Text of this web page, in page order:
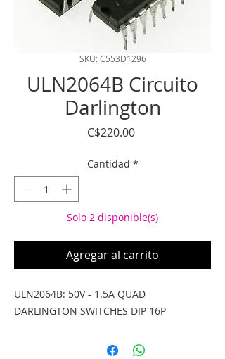
SKU: C553D1296
ULN2064B Circuito
Darlington
C$220.00Precio
Cantidad *
Solo 2 disponible(s)
Agregar al carrito
ULN2064B: 50V - 1.5A QUAD
DARLINGTON SWITCHES DIP 16P